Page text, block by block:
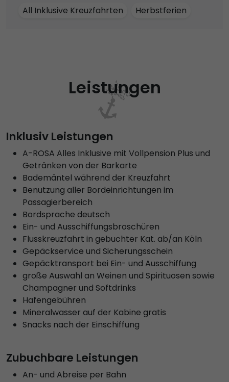
All Inklusive Kreuzfahrten Herbstferien
Leistungen
Inklusiv Leistungen
A-ROSA Alles Inklusive mit Vollpension Plus und
Getränken von der Barkarte
Bademäntel während der Kreuzfahrt
Benutzung aller Bordeinrichtungen im
Passagierbereich
Bordsprache deutsch
Ein- und Ausschiffungsbroschüren
Flusskreuzfahrt in gebuchter Kat. ab/an Köln
Gepäckservice und Sicherungsschein
Gepäcktransport bei Ein- und Ausschiffung
große Auswahl an Weinen und Spirituosen sowie
Champagner und Softdrinks
Hafengebühren
Mineralwasser auf der Kabine gratis
Snacks nach der Einschiffung
Zubuchbare Leistungen
An- und Abreise per Bahn